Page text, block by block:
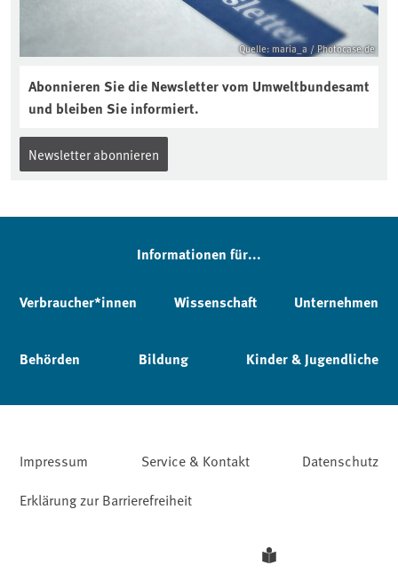
Quelle: maria_a / Photocase.de
Abonnieren Sie die Newsletter vom Umweltbundesamt
und bleiben Sie informiert.
Newsletter abonnieren
Informationen für...
Verbraucher*innen Wissenschaft Unternehmen
Behörden Bildung Kinder & Jugendliche
Impressum Service & Kontakt
Datenschutz
Erklärung zur Barrierefreiheit